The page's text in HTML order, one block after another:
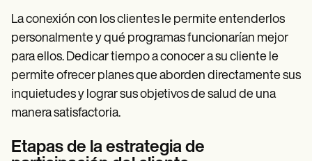
La conexión con los clientes le permite entenderlos
personalmente y qué programas funcionarían mejor
para ellos. Dedicar tiempo a conocer a su cliente le
permite ofrecer planes que aborden directamente sus
inquietudes y lograr sus objetivos de salud de una
manera satisfactoria.
Etapas de la estrategia de